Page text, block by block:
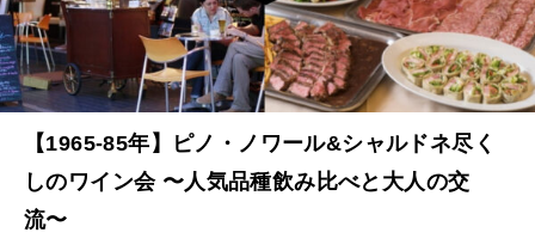
【1965-85年】ピノ・ノワール&シャルドネ尽く
しのワイン会 〜人気品種飲み比べと大人の交
流〜